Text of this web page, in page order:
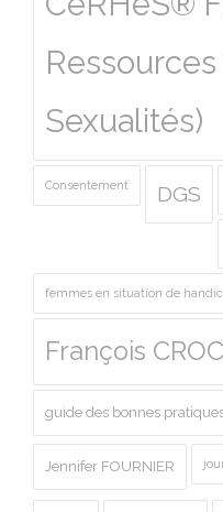
Sexualités)
Consentement DGS
femmes en situation de
François
guide des bonnes
Jennifer FOURNIER